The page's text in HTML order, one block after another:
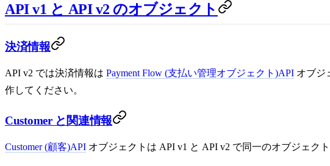
API v1 と API v2 のオブジェクト
決済情報
API v2 では決済情報は Payment Flow (支払い管理オブジェクト)API オブジ
作してください。
Customer と関連情報
Customer (顧客)API オブジェクトは API v1 と API v2 で同一のオブジェク